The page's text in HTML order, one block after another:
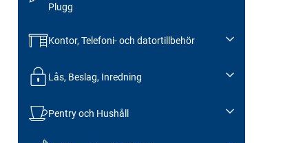
Plugg
Kontor, Telefoni- och datortillbehör
Lås, Beslag, Inredning
Pentry och Hushåll